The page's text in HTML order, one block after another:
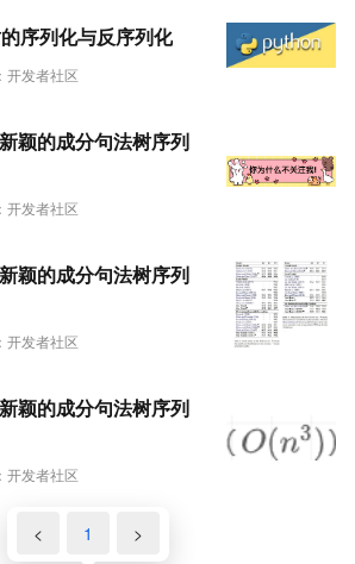
开发者社区
序列化与反序列化
开发者社区
颖的成分句法树序列
开发者社区
颖的成分句法树序列
开发者社区
颖的成分句法树序列
< 1 >